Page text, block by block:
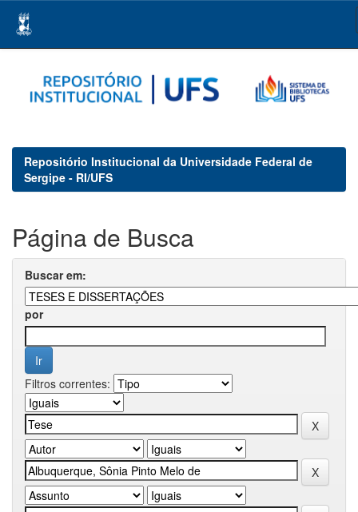
navigation
Repositório Institucional da Universidade Federal de
Sergipe - RI/UFS
Página de Busca
Buscar em:
por
Filtros correntes: